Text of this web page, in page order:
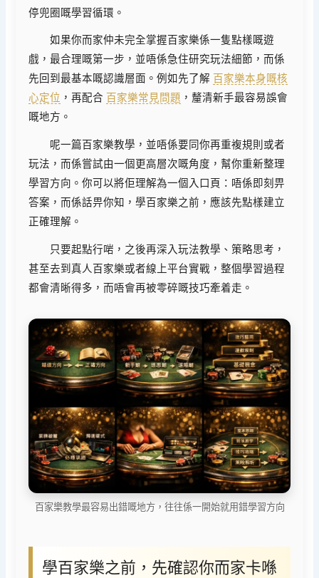
停兜圈嘅學習循環。
如果你而家仲未完全掌握百家樂係一隻點樣嘅遊
戲，最合理嘅第一步，並唔係急住研究玩法細節，而係
先回到最基本嘅認識層面。例如先了解 百家樂本身嘅核
心定位 ，再配合 百家樂常見問題 ，釐清新手最容易誤會
嘅地方。
呢一篇百家樂教學，並唔係要同你再重複規則或者
玩法，而係嘗試由一個更高層次嘅角度，幫你重新整理
學習方向。你可以將佢理解為一個入口頁：唔係即刻畀
答案，而係話畀你知，學百家樂之前，應該先點樣建立
正確理解。
只要起點行啱，之後再深入玩法教學、策略思考，
甚至去到真人百家樂或者線上平台實戰，整個學習過程
都會清晰得多，而唔會再被零碎嘅技巧牽着走。
百家樂教學最容易出錯嘅地方，往往係一開始就用錯學習方向
學百家樂之前，先確認你而家卡喺